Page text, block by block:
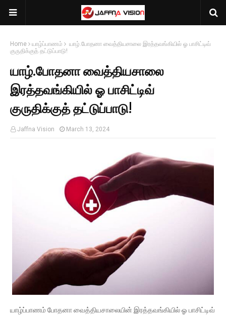
Home யாழ்ப்பாணம்
யாழ்.போதனா வைத்தியசாலை இரத்தவங்கியில் ஓ பாசிட்டிவ்
குருதிக்குத் தட்டுப்பாடு!
யாழ்.போதனா வைத்தியசாலை
இரத்தவங்கியில் ஓ பாசிட்டிவ்
குருதிக்குத் தட்டுப்பாடு!
Jaffna Vision March 13, 2024
யாழ்ப்பாணம் போதனா வைத்தியசாலையின் இரத்தவங்கியில் ஓ பாசிட்டிவ்